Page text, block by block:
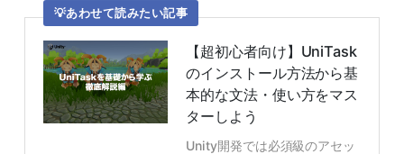
あわせて読みたい記事
【超初心者向け】UniTask
のインストール方法から基
本的な文法・使い方をマス
ターしよう
Unity開発では必須級のアセッ